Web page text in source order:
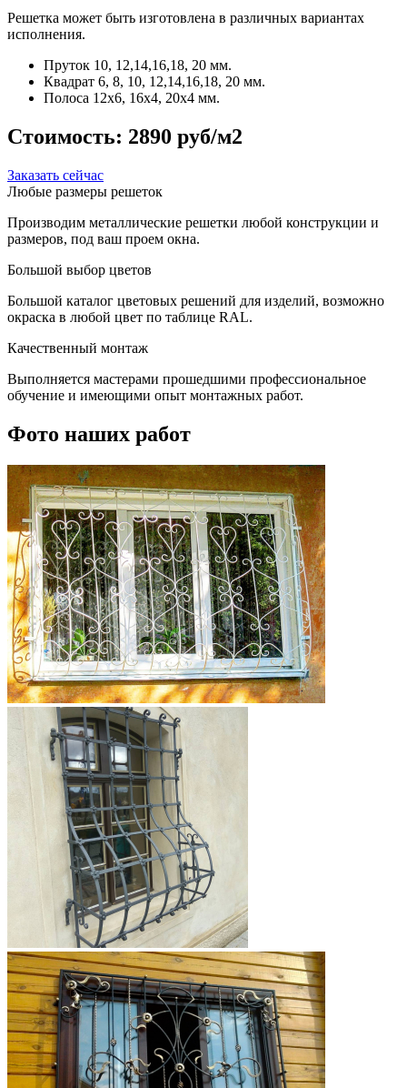
Решетка может быть изготовлена в различных вариантах
исполнения.
Пруток 10, 12,14,16,18, 20 мм.
Квадрат 6, 8, 10, 12,14,16,18, 20 мм.
Полоса 12x6, 16x4, 20x4 мм.
Стоимость: 2890 руб/м2
Заказать сейчас
Любые размеры решеток
Производим металлические решетки любой конструкции и
размеров, под ваш проем окна.
Большой выбор цветов
Большой каталог цветовых решений для изделий, возможно
окраска в любой цвет по таблице RAL.
Качественный монтаж
Выполняется мастерами прошедшими профессиональное
обучение и имеющими опыт монтажных работ.
Фото наших работ